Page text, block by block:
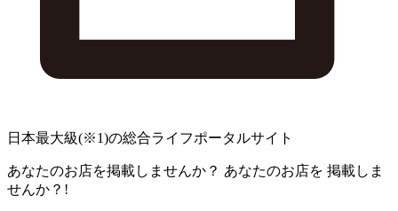
日本最大級(※1)の総合ライフポータルサイト
あなたのお店を掲載しませんか？ あなたのお店を 掲載しま
せんか？!